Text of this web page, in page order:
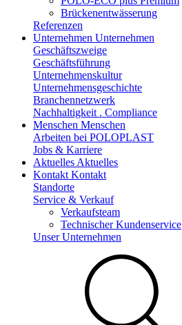
Brückenentwässerung
Referenzen
Unternehmen Unternehmen
Geschäftszweige
Geschäftsführung
Unternehmenskultur
Unternehmensgeschichte
Branchennetzwerk
Nachhaltigkeit . Compliance
Menschen Menschen
Arbeiten bei POLOPLAST
Jobs & Karriere
Aktuelles Aktuelles
Kontakt Kontakt
Standorte
Service & Verkauf
Verkaufsteam
Technischer Kundenservice
Unser Unternehmen